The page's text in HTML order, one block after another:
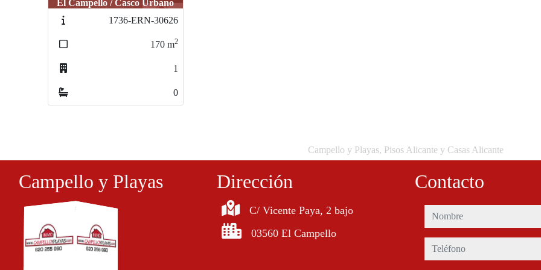
El Campello / Casco Urbano
1736-ERN-30626
170 m2
1
0
Campello y Playas, Pisos Alicante y Casas Alicante
Campello y Playas Dirección
C/ Vicente Paya, 2 bajo
03560 El Campello
Contacto
nombre
teléfono